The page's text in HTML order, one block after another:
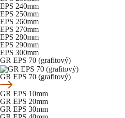
EPS 240mm
EPS 250mm
EPS 260mm
EPS 270mm
EPS 280mm
EPS 290mm
EPS 300mm
GR EPS 70 (grafitový)
GR EPS 70 (grafitový)
GR EPS 10mm
GR EPS 20mm
GR EPS 30mm